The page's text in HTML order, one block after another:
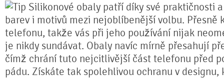
Silikonové obaly patří díky své praktičnosti
barev i motivů mezi nejoblíbenější volbu. Přesně
telefonu, takže vás při jeho používání nijak
je nikdy sundávat. Obaly navíc mírně přesahují
čímž chrání tuto nejcitlivější část telefonu před
pádu. Získáte tak spolehlivou ochranu v designu,